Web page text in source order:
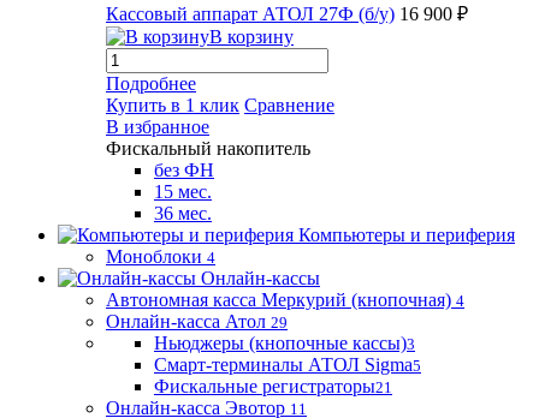
Кассовый аппарат АТОЛ 27Ф (б/у) 16 900 ₽
В корзину
Подробнее
Купить в 1 клик Сравнение
В избранное
Фискальный накопитель
без ФН
15 мес.
36 мес.
Компьютеры и периферия
Моноблоки 4
Онлайн-кассы
Автономная касса Меркурий (кнопочная) 4
Онлайн-касса Атол 29
Ньюджеры (кнопочные кассы)3
Смарт-терминалы АТОЛ Sigma5
Фискальные регистраторы21
Онлайн-касса Эвотор 11